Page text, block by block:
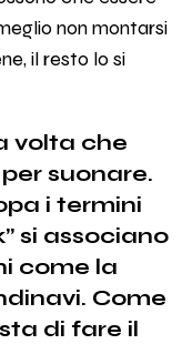
non montarsi
il resto lo si
volta che
suonare.
i termini
si associano
come la
Come
di fare il